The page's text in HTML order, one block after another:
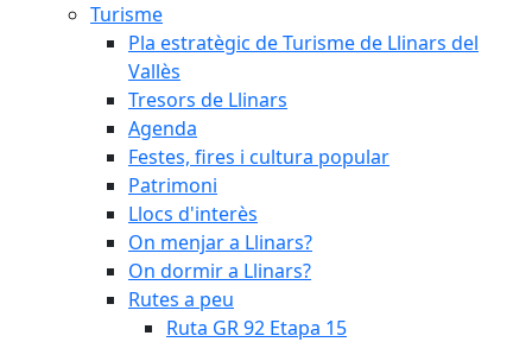
Turisme
Pla estratègic de Turisme de Llinars del
Vallès
Tresors de Llinars
Agenda
Festes, fires i cultura popular
Patrimoni
Llocs d'interès
On menjar a Llinars?
On dormir a Llinars?
Rutes a peu
Ruta GR 92 Etapa 15